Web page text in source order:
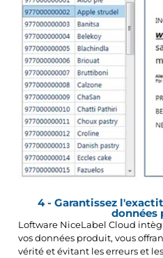
4 - Garantissez
données
Loftware NiceLabel Cloud
vos données produit, vous
vérité et évitant les erreurs et